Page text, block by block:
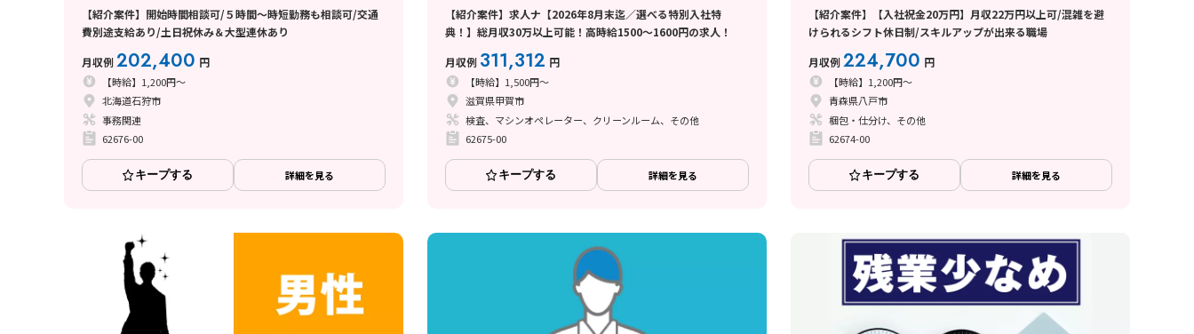
【紹介案件】開始時間相談可/５時間～時短勤務も相談可/交通
費別途支給あり/土日祝休み＆大型連休あり
月収例202,400 円
【時給】1,200円～
北海道石狩市
事務関連
62676-00
キープする 詳細を見る
【紹介案件】求人ナ【2026年8月末迄／選べる特別入社特
典！】総月収30万以上可能！高時給1500～1600円の求人！
月収例 311,312 円
【時給】1,500円～
滋賀県甲賀市
検査、マシンオペレーター、クリーンルーム、その他
62675-00
キープする 詳細を見る
【紹介案件】【入社祝金20万円】月収22万円以上可/混雑を避
けられるシフト休日制/スキルアップが出来る職場
月収例224,700 円
【時給】1,200円～
青森県八戸市
梱包・仕分け、その他
62674-00
キープする 詳細を見る